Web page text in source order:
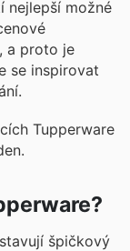
nejlepší možné
a proto je
se inspirovat
Tupperware
špičkový